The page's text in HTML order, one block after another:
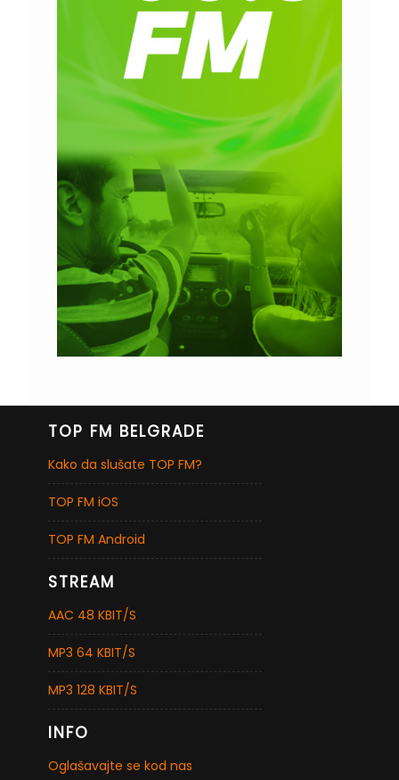
TOP FM BELGRADE
Kako da slušate TOP FM?
TOP FM iOS
TOP FM Android
STREAM
AAC 48 KBIT/S
MP3 64 KBIT/S
MP3 128 KBIT/S
INFO
Oglašavajte se kod nas